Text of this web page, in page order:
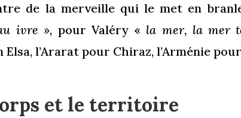
de la merveille qui le met en
ivre », pour Valéry « la mer, la mer
Elsa, l’Ararat pour Chiraz, l’Arménie
et le territoire